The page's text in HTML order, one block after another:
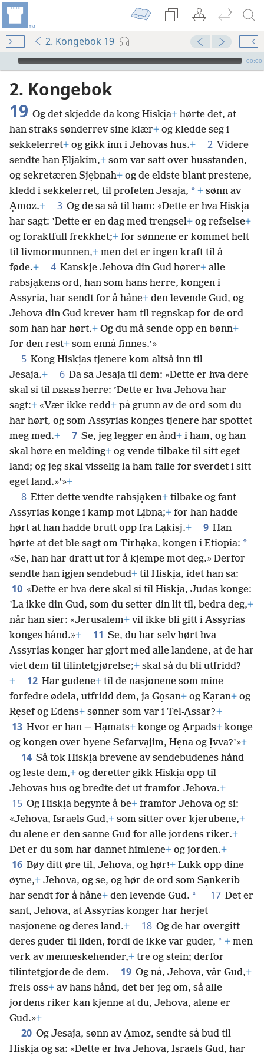
2. Kongebok 19
Audio Player
00:00
2. Kongebok
19 Og det skjedde da kong Hiskịa+ hørte det, at
han straks sønderrev sine klær+ og kledde seg i
sekkelerret+ og gikk inn i Jehovas hus.+ 2 Videre
sendte han Ẹljakim,+ som var satt over husstanden,
og sekretæren Sjẹbnah+ og de eldste blant prestene,
kledd i sekkelerret, til profeten Jesaja, * + sønn av
Ạmoz.+ 3 Og de sa så til ham: «Dette er hva Hiskịa
har sagt: ’Dette er en dag med trengsel+ og refselse+
og foraktfull frekkhet;+ for sønnene er kommet helt
til livmormunnen,+ men det er ingen kraft til å
føde.+ 4 Kanskje Jehova din Gud hører+ alle
rabsjạkens ord, han som hans herre, kongen i
Assyria, har sendt for å håne+ den levende Gud, og
Jehova din Gud krever ham til regnskap for de ord
som han har hørt.+ Og du må sende opp en bønn+
for den rest+ som ennå finnes.’»
5 Kong Hiskịas tjenere kom altså inn til
Jesaja.+ 6 Da sa Jesaja til dem: «Dette er hva dere
skal si til DERES herre: ’Dette er hva Jehova har
sagt:+ «Vær ikke redd+ på grunn av de ord som du
har hørt, og som Assyrias konges tjenere har spottet
meg med.+ 7 Se, jeg legger en ånd+ i ham, og han
skal høre en melding+ og vende tilbake til sitt eget
land; og jeg skal visselig la ham falle for sverdet i sitt
eget land.»’»+
8 Etter dette vendte rabsjạken+ tilbake og fant
Assyrias konge i kamp mot Lịbna;+ for han hadde
hørt at han hadde brutt opp fra Lạkisj.+ 9 Han
hørte at det ble sagt om Tirhạka, kongen i Etiopia: *
«Se, han har dratt ut for å kjempe mot deg.» Derfor
sendte han igjen sendebud+ til Hiskịa, idet han sa:
10 «Dette er hva dere skal si til Hiskịa, Judas konge:
’La ikke din Gud, som du setter din lit til, bedra deg,+
når han sier: «Jerusalem+ vil ikke bli gitt i Assyrias
konges hånd.»+ 11 Se, du har selv hørt hva
Assyrias konger har gjort med alle landene, at de har
viet dem til tilintetgjørelse;+ skal så du bli utfridd?
+
12 Har gudene+ til de nasjonene som mine
forfedre ødela, utfridd dem, ja Gọsan+ og Kạran+ og
Rẹsef og Edens+ sønner som var i Tel-Ạssar?+
13 Hvor er han — Hạmats+ konge og Ạrpads+ konge
og kongen over byene Sefarvạjim, Hẹna og Ịvva?’»+
14 Så tok Hiskịa brevene av sendebudenes hånd
og leste dem,+ og deretter gikk Hiskịa opp til
Jehovas hus og bredte det ut framfor Jehova.+
15 Og Hiskịa begynte å be+ framfor Jehova og si:
«Jehova, Israels Gud,+ som sitter over kjerubene,+
du alene er den sanne Gud for alle jordens riker.+
Det er du som har dannet himlene+ og jorden.+
16 Bøy ditt øre til, Jehova, og hør!+ Lukk opp dine
øyne,+ Jehova, og se, og hør de ord som Sạnkerib
har sendt for å håne+ den levende Gud. * 17 Det er
sant, Jehova, at Assyrias konger har herjet
nasjonene og deres land.+ 18 Og de har overgitt
deres guder til ilden, fordi de ikke var guder, * + men
verk av menneskehender,+ tre og stein; derfor
tilintetgjorde de dem.
19 Og nå, Jehova, vår Gud,+
frels oss+ av hans hånd, det ber jeg om, så alle
jordens riker kan kjenne at du, Jehova, alene er
Gud.»+
20 Og Jesaja, sønn av Ạmoz, sendte så bud til
Hiskịa og sa: «Dette er hva Jehova, Israels Gud, har